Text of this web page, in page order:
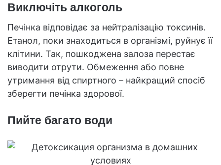
Виключіть алкоголь
Печінка відповідає за нейтралізацію токсинів.
Етанол, поки знаходиться в організмі, руйнує її
клітини. Так, пошкоджена залоза перестає
виводити отрути. Обмеження або повне
утримання від спиртного – найкращий спосіб
зберегти печінка здорової.
Пийте багато води